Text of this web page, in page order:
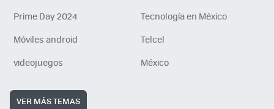
Prime Day 2024
Tecnología en México
Móviles android
Telcel
videojuegos
México
VER MÁS TEMAS